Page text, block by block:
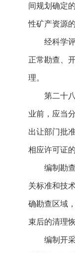
间规划确定
性矿产资源
经科学
正常勘查、
理。
第二十
业前，应当
出让部门批
相应许可证
编制勘
关标准和技
确勘查区域
束后的清理
编制开